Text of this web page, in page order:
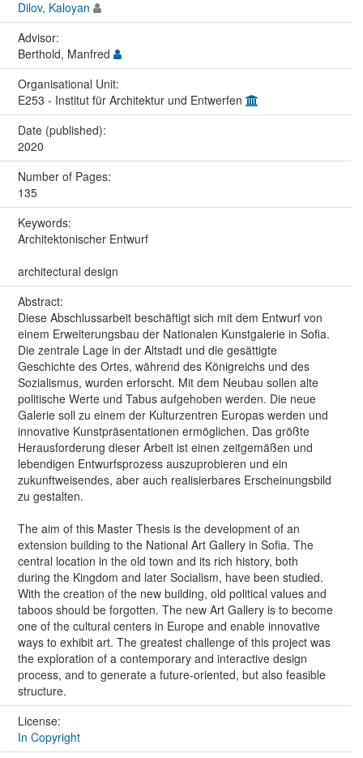
Dilov, Kaloyan
Advisor:
Berthold, Manfred
Organisational Unit:
E253 - Institut für Architektur und Entwerfen
Date (published):
2020
Number of Pages:
135
Keywords:
Architektonischer Entwurf
architectural design
Abstract:
Diese Abschlussarbeit beschäftigt sich mit dem Entwurf von
einem Erweiterungsbau der Nationalen Kunstgalerie in Sofia.
Die zentrale Lage in der Altstadt und die gesättigte
Geschichte des Ortes, während des Königreichs und des
Sozialismus, wurden erforscht. Mit dem Neubau sollen alte
politische Werte und Tabus aufgehoben werden. Die neue
Galerie soll zu einem der Kulturzentren Europas werden und
innovative Kunstpräsentationen ermöglichen. Das größte
Herausforderung dieser Arbeit ist einen zeitgemäßen und
lebendigen Entwurfsprozess auszuprobieren und ein
zukunftweisendes, aber auch realisierbares Erscheinungsbild
zu gestalten.
The aim of this Master Thesis is the development of an
extension building to the National Art Gallery in Sofia. The
central location in the old town and its rich history, both
during the Kingdom and later Socialism, have been studied.
With the creation of the new building, old political values and
taboos should be forgotten. The new Art Gallery is to become
one of the cultural centers in Europe and enable innovative
ways to exhibit art. The greatest challenge of this project was
the exploration of a contemporary and interactive design
process, and to generate a future-oriented, but also feasible
structure.
License:
In Copyright